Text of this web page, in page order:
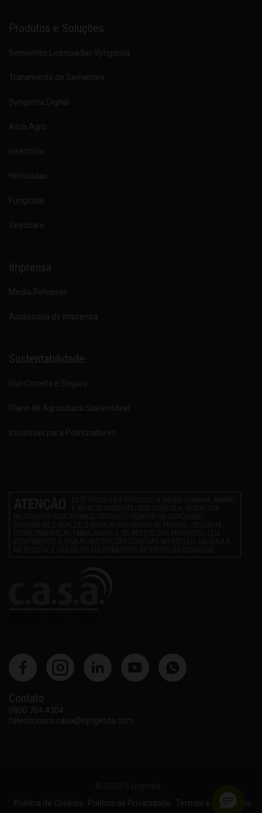
Produtos e Soluções
Sementes Licenciadas Syngenta
Tratamento de Sementes
Syngenta Digital
Atua Agro
Inseticida
Herbicidas
Fungicida
Seedcare
Imprensa
Media Releases
Assessoria de imprensa
Sustentabilidade
Uso Correto e Seguro
Plano de Agricultura Sustentável
Iniciativas para Polinizadores
Contato
0800 704 4304
faleconosco.casa@syngenta.com
Política de Cookies
Política de Privacidade Termos e Condições